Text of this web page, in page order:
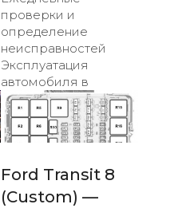
проверки и
определение
неисправностей
Эксплуатация
автомобиля в
Ford Transit 8
(Custom) —